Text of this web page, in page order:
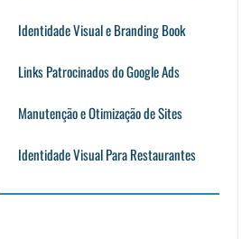
Identidade Visual e Branding Book
Links Patrocinados do Google Ads
Manutenção e Otimização de Sites
Identidade Visual Para Restaurantes